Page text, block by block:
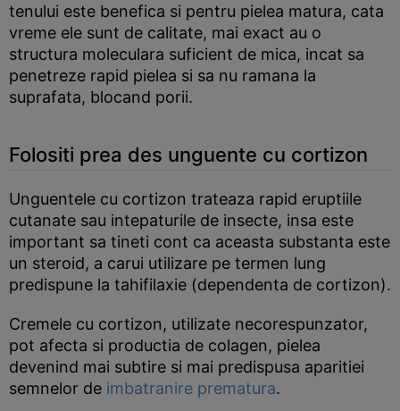
tenului este benefica si pentru pielea matura, cata
vreme ele sunt de calitate, mai exact au o
structura moleculara suficient de mica, incat sa
penetreze rapid pielea si sa nu ramana la
suprafata, blocand porii.
Folositi prea des unguente cu cortizon
Unguentele cu cortizon trateaza rapid eruptiile
cutanate sau intepaturile de insecte, insa este
important sa tineti cont ca aceasta substanta este
un steroid, a carui utilizare pe termen lung
predispune la tahifilaxie (dependenta de cortizon).
Cremele cu cortizon, utilizate necorespunzator,
pot afecta si productia de colagen, pielea
devenind mai subtire si mai predispusa aparitiei
semnelor de imbatranire prematura.